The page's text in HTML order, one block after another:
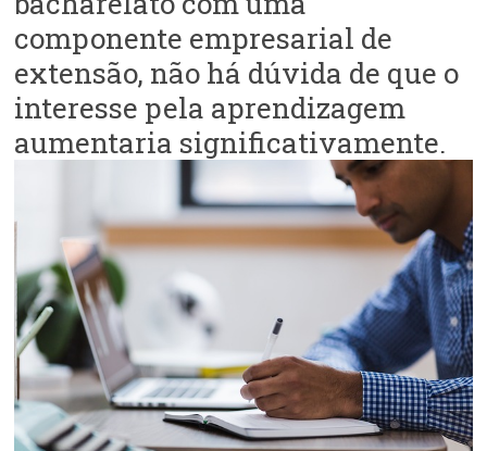
componente empresarial de
extensão, não há dúvida de que o
interesse pela aprendizagem
aumentaria significativamente.